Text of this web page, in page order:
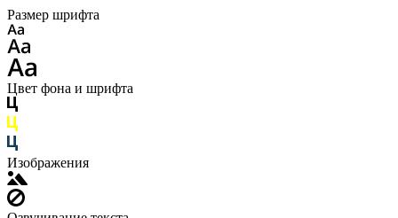
Размер шрифта
Цвет фона и шрифта
Изображения